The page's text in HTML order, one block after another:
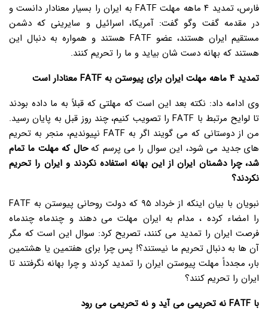
فارس، تمدید ۴ ماهه مهلت FATF به ایران را بسیار معنادار دانست و
در مقدمه گفت وگو گفت: آمریکا، اسرائیل و سایرینی که دشمن
مستقیم ایران هستند، عضو FATF هستند و همواره به دنبال این
هستند که بهانه دست شان بیاید و ما را تحریم کنند.
تمدید ۴ ماهه مهلت ایران برای پیوستن به FATF معنادار است
وی ادامه داد: نکته بعد این است که مهلتی که قبلاً به ما داده بودند
تا لوایح مرتبط با FATF را تصویب کنیم، چند روز قبل به پایان رسید.
من از دوستانی که می گویند اگر به FATF نپیوندیم، منجر به تحریم
های جدید می شود، این سوال را می پرسم کهحال که مهلت ما تمام
شد، چرا دشمنان ایران از این بهانه استفاده نکردند و ایران را تحریم
نکردند؟
نبویان با بیان اینکه از خرداد ۹۵ که دولت روحانی پیوستن به FATF
را امضاء کرده ، مدام به ایران مهلت می دهند و چندماه چندماه
فرصت ایران را تمدید می کنند، تصریح کرد: سوال این است که مگر
آن ها به دنبال تحریم ما نیستند؟! پس چرا برای هفتمین یا هشتمین
بار، مجدداً مهلت پیوستن ایران را تمدید کردند و چرا بهانه نگرفتند تا
ایران را تحریم کنند؟
با FATF نه تحریمی می آید و نه تحریمی می رود